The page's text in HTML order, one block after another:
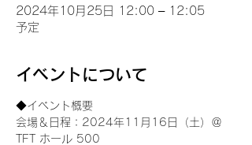
2024年10月25日 12:00 – 12:05
予定
イベントについて
◆イベント概要
会場＆日程：2024年11月16日（土）＠
TFT ホール 500